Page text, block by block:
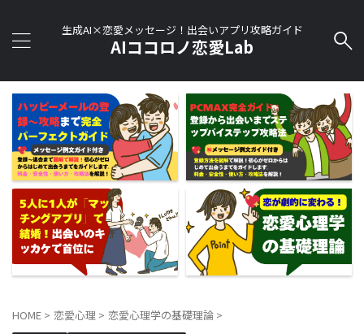
生成AI×恋愛メッセージ！出会いアプリ攻略ガイド
AIココロノ恋愛Lab
HOME > 恋愛心理 > 恋愛心理学の基礎理論 >